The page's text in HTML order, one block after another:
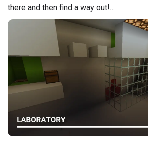
there and then find a way out!…